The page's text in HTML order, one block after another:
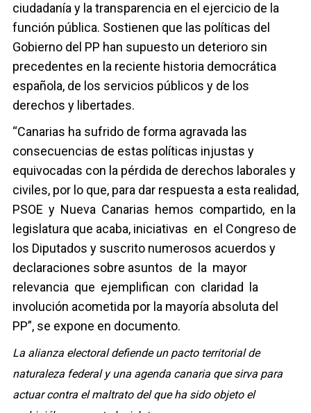
ciudadanía y la transparencia en el ejercicio de la
función pública. Sostienen que las políticas del
Gobierno del PP han supuesto un deterioro sin
precedentes en la reciente historia democrática
española, de los servicios públicos y de los
derechos y libertades.
“Canarias ha sufrido de forma agravada las
consecuencias de estas políticas injustas y
equivocadas con la pérdida de derechos laborales y
civiles, por lo que, para dar respuesta a esta realidad,
PSOE y Nueva Canarias hemos compartido, en la
legislatura que acaba, iniciativas en el Congreso de
los Diputados y suscrito numerosos acuerdos y
declaraciones sobre asuntos de la mayor
relevancia que ejemplifican con claridad la
involución acometida por la mayoría absoluta del
PP”, se expone en documento.
La alianza electoral defiende un pacto territorial de
naturaleza federal y una agenda canaria que sirva para
actuar contra el maltrato del que ha sido objeto el